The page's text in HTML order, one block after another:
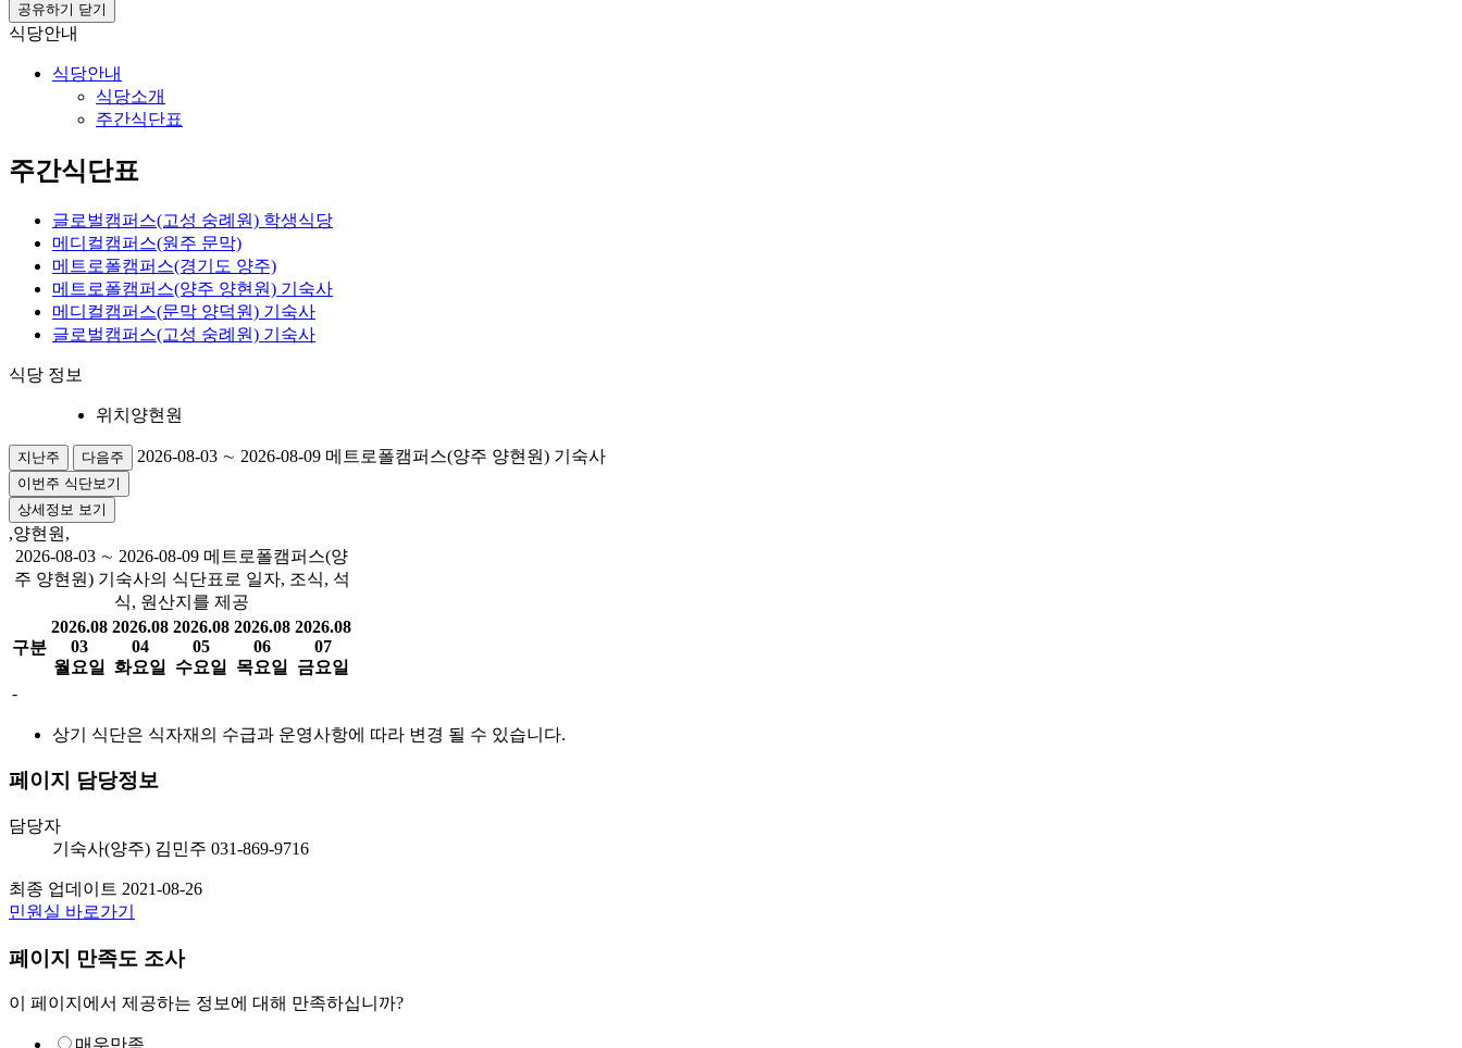
공유하기 닫기
식당안내
식당안내
식당소개
주간식단표
주간식단표
글로벌캠퍼스(고성 숭례원) 학생식당
메디컬캠퍼스(원주 문막)
메트로폴캠퍼스(경기도 양주)
메트로폴캠퍼스(양주 양현원) 기숙사
메디컬캠퍼스(문막 양덕원) 기숙사
글로벌캠퍼스(고성 숭례원) 기숙사
식당 정보
위치 양현원
지난주 다음주 2026-08-03 ∼ 2026-08-09 메트로폴캠퍼스(양주 양현원) 기숙사
이번주 식단보기
상세정보 보기
,양현원,
2026-08-03 ∼ 2026-08-09 메트로폴캠퍼스(양
주 양현원) 기숙사의 식단표로 일자, 조식, 석
식, 원산지를 제공
구분
2026.08
03
월요일
2026.08
04
화요일
2026.08
05
수요일
2026.08
06
목요일
2026.08
07
금요일
-
상기 식단은 식자재의 수급과 운영사항에 따라 변경 될 수 있습니다.
페이지 담당정보
담당자
기숙사(양주) 김민주 031-869-9716
최종 업데이트 2021-08-26
민원실 바로가기
페이지 만족도 조사
이 페이지에서 제공하는 정보에 대해 만족하십니까?